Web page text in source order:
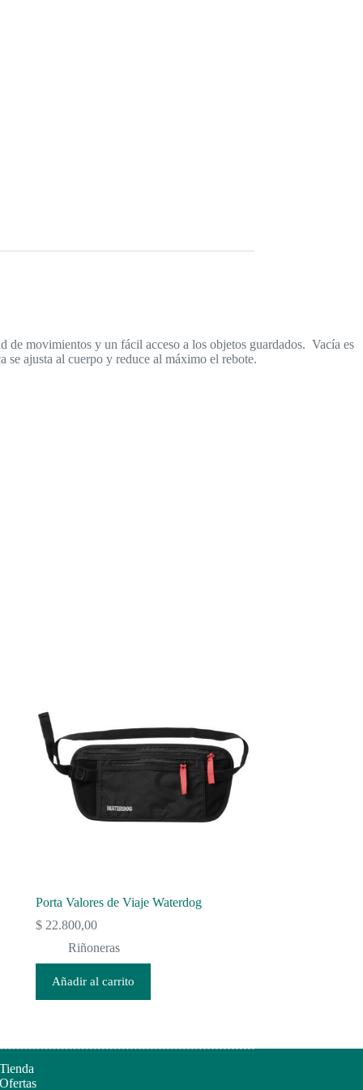
movimientos y un fácil acceso a los objetos guardados. Vacía es
se ajusta al cuerpo y reduce al máximo el rebote.
Porta Valores de Viaje Waterdog
$22.800,00
Riñoneras
Añadir al carrito
Tienda
Ofertas